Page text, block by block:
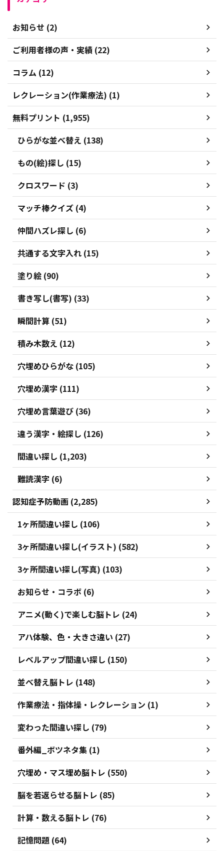
お知らせ (2)
ご利用者様の声・実績 (22)
コラム (12)
レクレーション(作業療法) (1)
無料プリント (1,955)
ひらがな並べ替え (138)
もの(絵)探し (15)
クロスワード (3)
マッチ棒クイズ (4)
仲間ハズレ探し (6)
共通する文字入れ (15)
塗り絵 (90)
書き写し(書写) (33)
瞬間計算 (51)
積み木数え (12)
穴埋めひらがな (105)
穴埋め漢字 (111)
穴埋め言葉遊び (36)
違う漢字・絵探し (126)
間違い探し (1,203)
難読漢字 (6)
認知症予防動画 (2,285)
1ヶ所間違い探し (106)
3ヶ所間違い探し(イラスト) (582)
3ヶ所間違い探し(写真) (103)
お知らせ・コラボ (6)
アニメ(動く)で楽しむ脳トレ (24)
アハ体験、色・大きさ違い (27)
レベルアップ間違い探し (150)
並べ替え脳トレ (148)
作業療法・指体操・レクレーション (1)
変わった間違い探し (79)
番外編_ボツネタ集 (1)
穴埋め・マス埋め脳トレ (550)
脳を若返らせる脳トレ (85)
計算・数える脳トレ (76)
記憶問題 (64)